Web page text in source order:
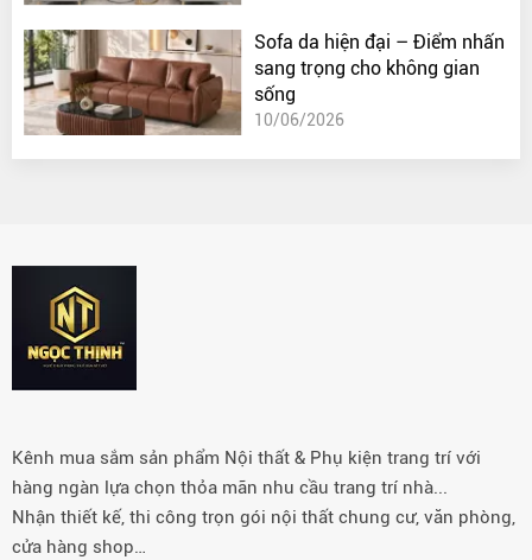
Sofa da hiện đại – Điểm nhấn
sang trọng cho không gian
sống
10/06/2026
Kênh mua sắm sản phẩm Nội thất & Phụ kiện trang trí với
hàng ngàn lựa chọn thỏa mãn nhu cầu trang trí nhà...
Nhận thiết kế, thi công trọn gói nội thất chung cư, văn phòng,
cửa hàng shop…